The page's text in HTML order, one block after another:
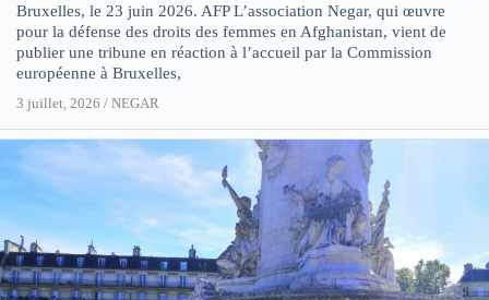
Bruxelles, le 23 juin 2026. AFP L’association Negar, qui œuvre
pour la défense des droits des femmes en Afghanistan, vient de
publier une tribune en réaction à l’accueil par la Commission
européenne à Bruxelles,
3 juillet, 2026 / NEGAR